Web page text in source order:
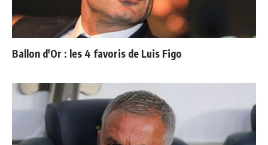
Ballon d'Or : les 4 favoris de Luis Figo